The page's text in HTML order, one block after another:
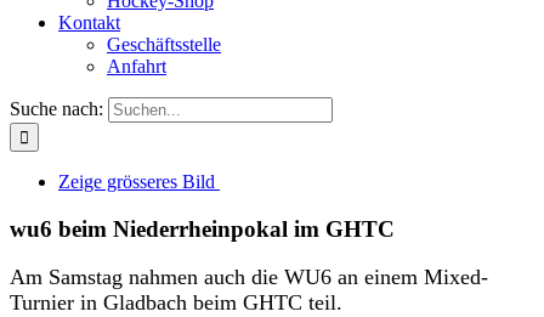
Kontakt
Geschäftsstelle
Anfahrt
Suche nach:
Zeige grösseres Bild
wu6 beim Niederrheinpokal im GHTC
Am Samstag nahmen auch die WU6 an einem Mixed-
Turnier in Gladbach beim GHTC teil.